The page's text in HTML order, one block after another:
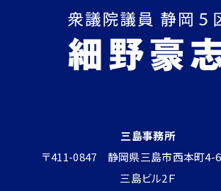
三島事務所
〒411-0847 静岡県三島市西本町4-6
三島ビル2Ｆ